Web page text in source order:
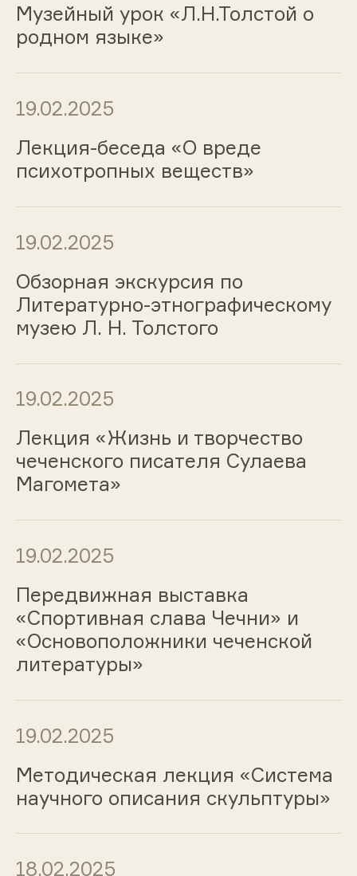
Музейный урок «Л.Н.Толстой о
родном языке»
19.02.2025
Лекция-беседа «О вреде
психотропных веществ»
19.02.2025
Обзорная экскурсия по
Литературно-этнографическому
музею Л. Н. Толстого
19.02.2025
Лекция «Жизнь и творчество
чеченского писателя Сулаева
Магомета»
19.02.2025
Передвижная выставка
«Спортивная слава Чечни» и
«Основоположники чеченской
литературы»
19.02.2025
Методическая лекция «Система
научного описания скульптуры»
18.02.2025